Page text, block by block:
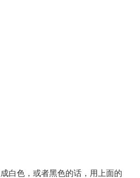
白色，或者黑色的话，用上面的